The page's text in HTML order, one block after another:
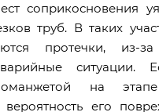
соприкосновения
труб. В таких
протечки, из-
ситуации.
на
вероятность его